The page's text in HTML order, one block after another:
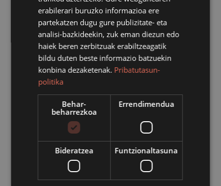
Azpeitiko Udalak Donejakue kaleko 7. zenbakian, apaiz
etxean, lau etxebizitza tasatuak eraikitzeko obrak abian
jarri ditu. Covid-19ak eragindako alarma egoera dela eta
martxoko alarma egoeran administrazio epeak etenda
izan ziren. Tarte horretan, ordea, Udalak lanean jarraitu
zuen eta ahal izan bezain pronto abian jarri zuen
erabilerari buruzko informazioa ere
partekatzen dugu gure publizitate- eta
analisi-bazkideekin, zuk eman diezun edo
haiek beren zerbitzuak erabiltzeagatik
bildu duten beste informazio batzuekin
konbina dezaketenak. Pribatutasun-
politika
Behar-
beharrezkoa
Errendimendua
Bideratzea Funtzionaltasuna